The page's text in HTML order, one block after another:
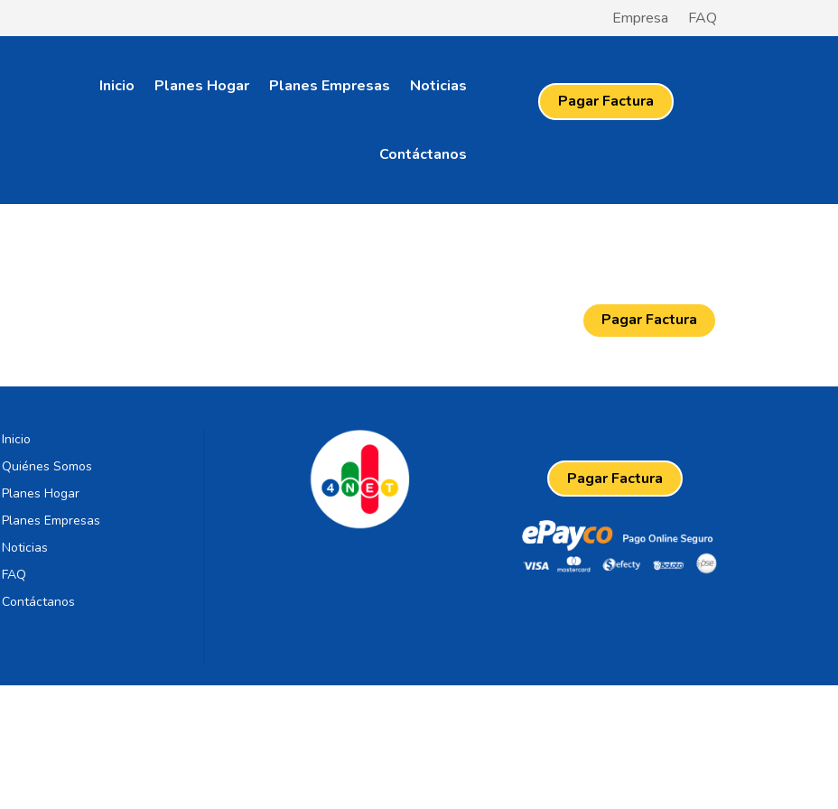
Empresa FAQ
Inicio Planes Hogar Planes Empresas Noticias
Contáctanos
Pagar Factura
Pagar Factura
Inicio
Quiénes Somos
Planes Hogar
Planes Empresas
Noticias
FAQ
Contáctanos
Pagar Factura